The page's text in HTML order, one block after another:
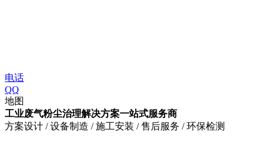
电话
QQ
地图
工业废气粉尘治理解决方案一站式服务商
方案设计 / 设备制造 / 施工安装 / 售后服务 / 环保检测